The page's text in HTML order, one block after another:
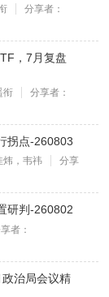
分享者：
，7月复盘
衔
分享者：
拐点-260803
炜，韦祎
分享
研判-260802
者：
治局会议精